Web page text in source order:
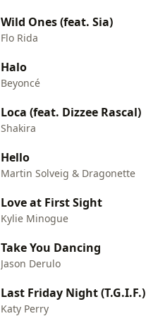
Wild Ones (feat. Sia)
Flo Rida
Halo
Beyoncé
Loca (feat. Dizzee Rascal)
Shakira
Hello
Martin Solveig & Dragonette
Love at First Sight
Kylie Minogue
Take You Dancing
Jason Derulo
Last Friday Night (T.G.I.F.)
Katy Perry